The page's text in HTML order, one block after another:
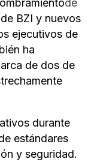
BZI y nuevos
ejecutivos de
ha
de dos de
durante
estándares
y seguridad.